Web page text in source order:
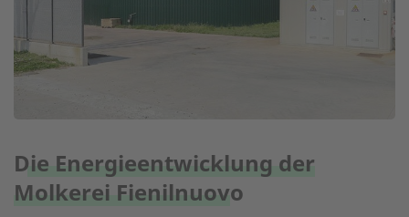
Die Energieentwicklung der
Molkerei Fienilnuovo